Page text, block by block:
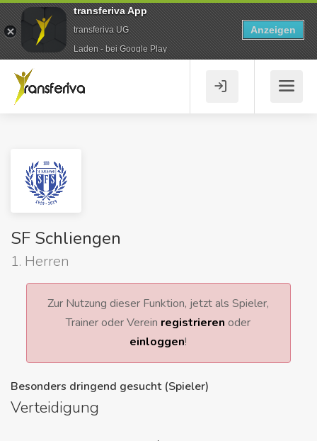
SF Schliengen
1. Herren
Zur Nutzung dieser Funktion, jetzt als Spieler,
Trainer oder Verein registrieren oder
einloggen!
Besonders dringend gesucht (Spieler)
Verteidigung
transferiva App
transferiva UG
Laden - bei Google Play
Anzeigen